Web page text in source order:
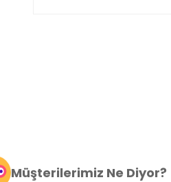
Müşterilerimiz Ne Diyor?